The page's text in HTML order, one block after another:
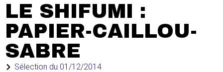
LE SHIFUMI :
PAPIER-CAILLOU-
SABRE
Sélection du 01/12/2014